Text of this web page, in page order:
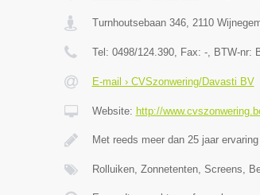
Turnhoutsebaan 346, 2110
Tel: 0498/124.390, Fax: -, BTW-nr:
E-mail › CVSzonwering/Davasti BV
Website: http://
Met reeds meer dan 25 jaar
Rolluiken, Zonnetenten, Screens,